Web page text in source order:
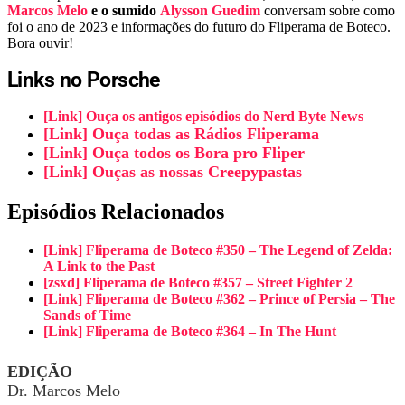
Marcos Melo e o sumido Alysson Guedim conversam sobre como
foi o ano de 2023 e informações do futuro do Fliperama de Boteco.
Bora ouvir!
Links no Porsche
[Link] Ouça os antigos episódios do Nerd Byte News
[Link] Ouça todas as Rádios Fliperama
[Link] Ouça todos os Bora pro Fliper
[Link] Ouças as nossas Creepypastas
Episódios Relacionados
[Link] Fliperama de Boteco #350 – The Legend of Zelda:
A Link to the Past
[zsxd] Fliperama de Boteco #357 – Street Fighter 2
[Link] Fliperama de Boteco #362 – Prince of Persia – The
Sands of Time
[Link] Fliperama de Boteco #364 – In The Hunt
EDIÇÃO
Dr. Marcos Melo